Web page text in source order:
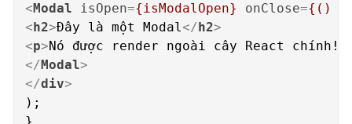
<Modal isOpen={isModalOpen} onClose={()
<h2>Đây là một Modal</h2>
<p>Nó được render ngoài cây React chính!
</Modal>
</div>
);